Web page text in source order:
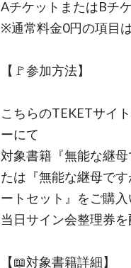
AチケットまたはBチ
※通常料金0円の項目
【🚩参加方法】
こちらのTEKETサイ
ーにて
対象書籍『無能な継
たは『無能な継母で
ートセット』をご購入
当日サイン会整理券を
【📖対象書籍詳細】